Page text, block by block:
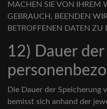
MACHEN SIE VON IHREM
GEBRAUCH, BEENDEN
BETROFFENEN DATEN
12) Dauer
Die Dauer der Speicherung
bemisst sich anhand der